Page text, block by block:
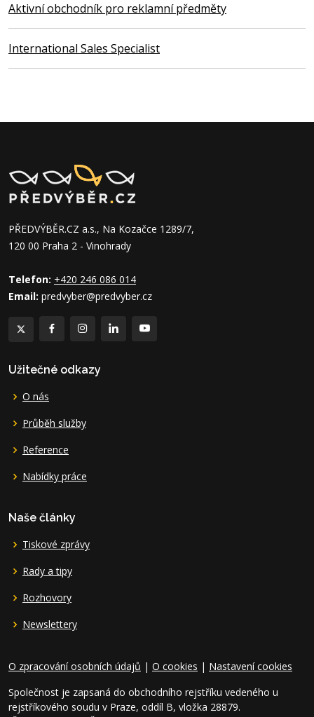
Aktivní obchodník pro reklamní předměty
International Sales Specialist
PŘEDVÝBĚR.CZ a.s., Na Kozačce 1289/7,
120 00 Praha 2 - Vinohrady
Telefon: +420 246 086 014
Email: predvyber@predvyber.cz
Užitečné odkazy
O nás
Průběh služby
Reference
Nabídky práce
Naše články
Tiskové zprávy
Rady a tipy
Rozhovory
Newslettery
O zpracování osobních údajů | O cookies | Nastavení cookies
Společnost je zapsaná do obchodního rejstříku vedeného u
rejstříkového soudu v Praze, oddíl B, vložka 28879.